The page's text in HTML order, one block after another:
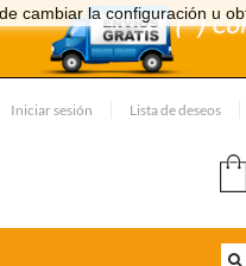
cambiar la configuración u
Iniciar sesión Lista de deseos